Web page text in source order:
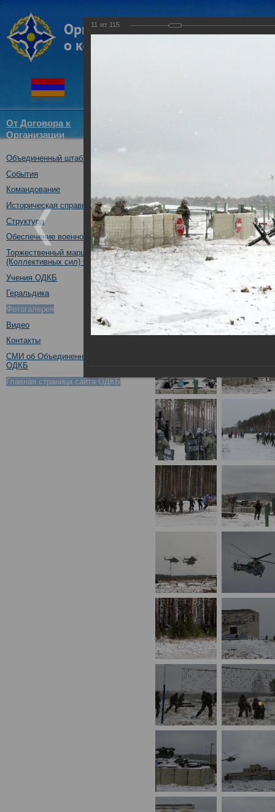
От Договора к
Организации
Объединенный штаб ОДКБ
События
Командование
Историческая справка
Структура
Обеспечение военной безопасности
Торжественный марш Войск
(Коллективных сил) ОДКБ
Учения ОДКБ
Геральдика
Фотогалерея
Видео
Контакты
СМИ об Объединенном штабе
ОДКБ
Главная страница сайта ОДКБ
11 из 115